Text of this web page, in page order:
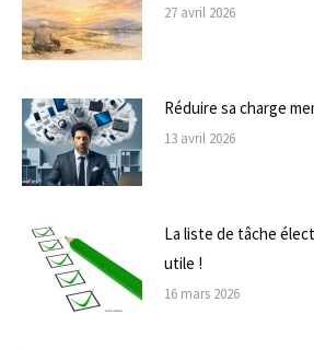
27 avril 2026
Réduire sa charge
13 avril 2026
La liste de tâche
utile !
16 mars 2026